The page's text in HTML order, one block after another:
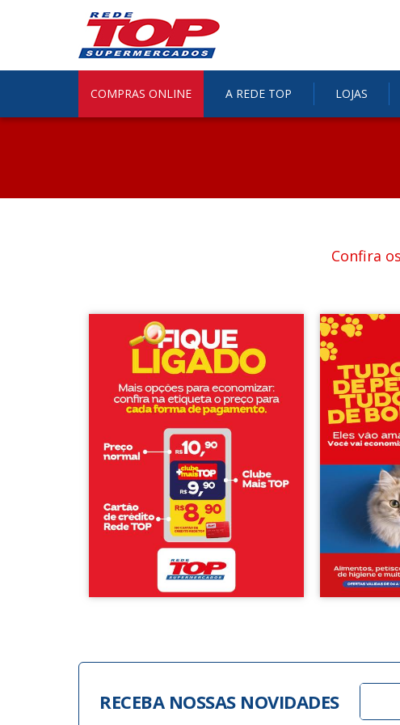
COMPRAS ONLINE A REDE TOP LOJAS
Confira
RECEBA NOSSAS NOVIDADES